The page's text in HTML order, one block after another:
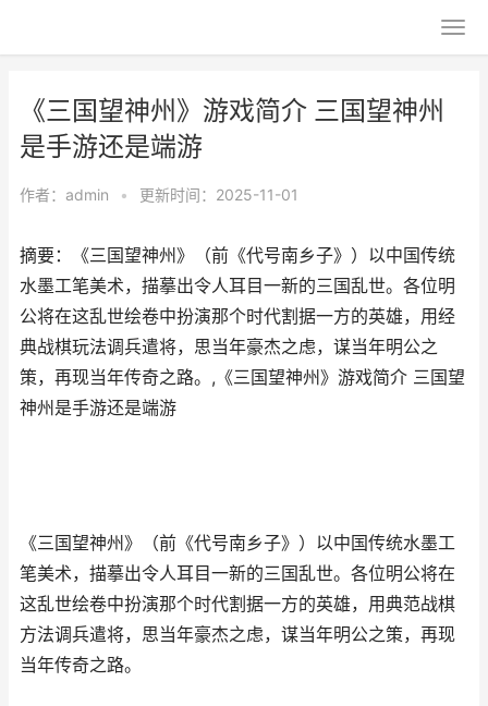
《三国望神州》游戏简介 三国望神州
是手游还是端游
作者： admin • 更新时间：2025-11-01
摘要：《三国望神州》（前《代号南乡子》）以中国传统
水墨工笔美术，描摹出令人耳目一新的三国乱世。各位明
公将在这乱世绘卷中扮演那个时代割据一方的英雄，用经
典战棋玩法调兵遣将，思当年豪杰之虑，谋当年明公之
策，再现当年传奇之路。,《三国望神州》游戏简介 三国望
神州是手游还是端游
《三国望神州》（前《代号南乡子》）以中国传统水墨工
笔美术，描摹出令人耳目一新的三国乱世。各位明公将在
这乱世绘卷中扮演那个时代割据一方的英雄，用典范战棋
方法调兵遣将，思当年豪杰之虑，谋当年明公之策，再现
当年传奇之路。